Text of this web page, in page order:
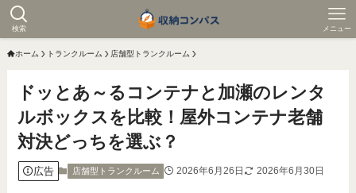
検索 メニュー
ホーム トランクルーム 店舗型トランクルーム
ドッとあ～るコンテナと加瀬のレンタ
ルボックスを比較！屋外コンテナ老舗
対決どっちを選ぶ？
広告 店舗型トランクルーム 2026年6月26日 2026年6月30日